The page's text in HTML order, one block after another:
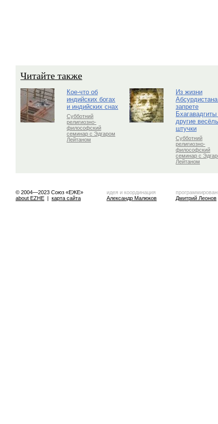
Читайте также
Кое-что об
индийских богах
и индийских снах
Субботний
религиозно-
философский
семинар с Эдгаром
Лейтаном
Из жизни
запрете
Бхагавадгиты
другие
штучки
Субботний
религиозно-
философский
семинар с
Лейтаном
© 2004—2023 Союз «ЕЖЕ»
about EZHE | карта сайта
идея и координация
Александр Малюков
Дмитрий Леонов